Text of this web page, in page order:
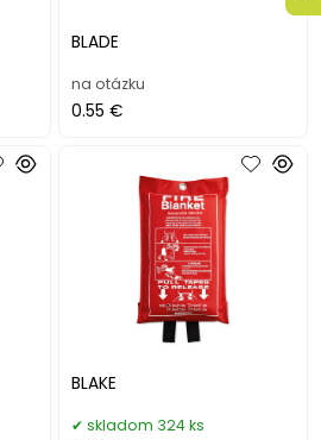
BLADE
na otázku
0.55 €
BLAKE
skladom 324 ks